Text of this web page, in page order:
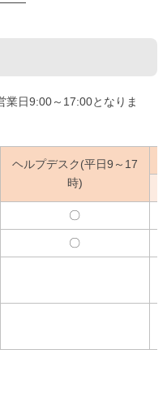
業日9:00～17:00となりま
ヘルプデスク(平日9～17
時)
〇
〇